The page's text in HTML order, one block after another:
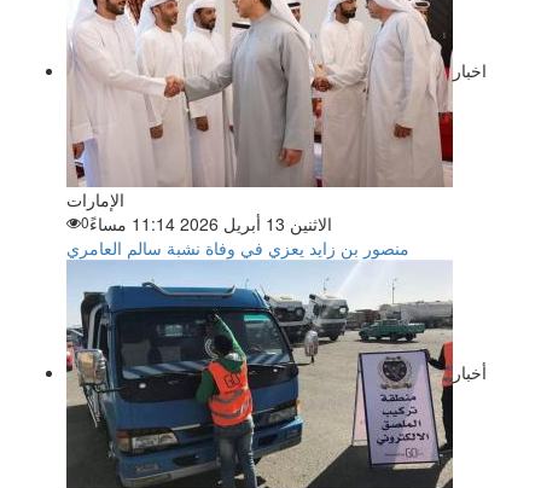
اخبار
الإمارات
الاثنين 13 أبريل 2026 11:14 مساءً
0
منصور بن زايد يعزي في وفاة نشبة سالم العامري
أخبار